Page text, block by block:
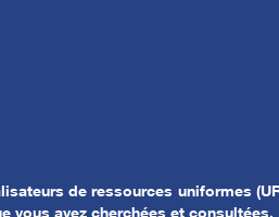
de ressources uniformes
vous avez cherchées et consultées.